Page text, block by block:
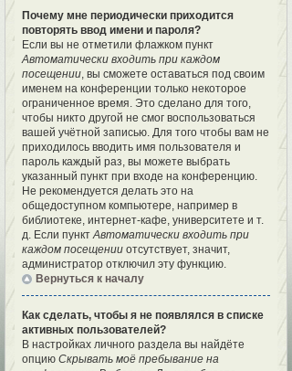
Почему мне периодически приходится
повторять ввод имени и пароля?
Если вы не отметили флажком пункт
Автоматически входить при каждом
посещении, вы сможете оставаться под своим
именем на конференции только некоторое
ограниченное время. Это сделано для того,
чтобы никто другой не смог воспользоваться
вашей учётной записью. Для того чтобы вам не
приходилось вводить имя пользователя и
пароль каждый раз, вы можете выбрать
указанный пункт при входе на конференцию.
Не рекомендуется делать это на
общедоступном компьютере, например в
библиотеке, интернет-кафе, университете и т.
д. Если пунктАвтоматически входить при
каждом посещении отсутствует, значит,
администратор отключил эту функцию.
Вернуться к началу
Как сделать, чтобы я не появлялся в списке
активных пользователей?
В настройках личного раздела вы найдёте
опцию Скрывать моё пребывание на